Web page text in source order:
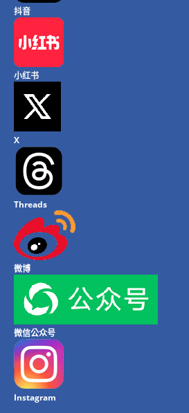
抖音
小红书
X
Threads
微博
微信公众号
Instagram